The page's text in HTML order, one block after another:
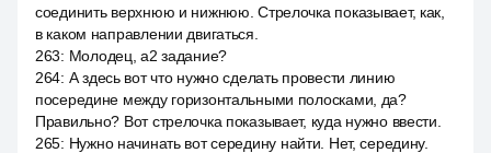
соединить верхнюю и нижнюю. Стрелочка показывает, как,
в каком направлении двигаться.
263: Молодец, a2 задание?
264: А здесь вот что нужно сделать провести линию
посередине между горизонтальными полосками, да?
Правильно? Вот стрелочка показывает, куда нужно ввести.
265: Нужно начинать вот середину найти. Нет, середину.